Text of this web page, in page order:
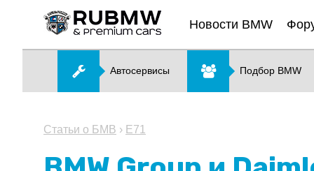
Новости BMW
Автосервисы Подбор BMW
Статьи о БМВ › E71